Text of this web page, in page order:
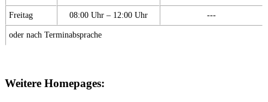
Freitag 08:00 Uhr – 12:00 Uhr ---
oder nach Terminabsprache
Weitere Homepages: